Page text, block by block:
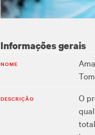
Informações gerais
NOME
DESCRIÇÃO
O